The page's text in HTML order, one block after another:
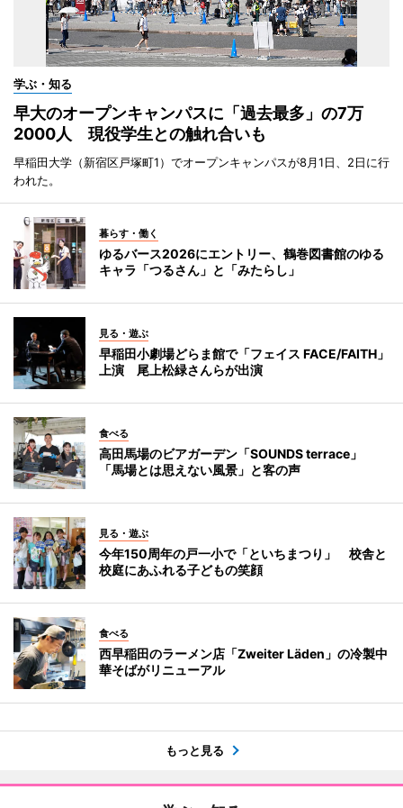
学ぶ・知る
早大のオープンキャンパスに「過去最多」の7万
2000人 現役学生との触れ合いも
早稲田大学（新宿区戸塚町1）でオープンキャンパスが8月1日、2日に行
われた。
暮らす・働く
ゆるバース2026にエントリー、鶴巻図書館のゆる
キャラ「つるさん」と「みたらし」
見る・遊ぶ
早稲田小劇場どらま館で「フェイス FACE/FAITH」
上演 尾上松緑さんらが出演
食べる
高田馬場のビアガーデン「SOUNDS terrace」
「馬場とは思えない風景」と客の声
見る・遊ぶ
今年150周年の戸一小で「といちまつり」 校舎と
校庭にあふれる子どもの笑顔
食べる
西早稲田のラーメン店「Zweiter Läden」の冷製中
華そばがリニューアル
もっと見る